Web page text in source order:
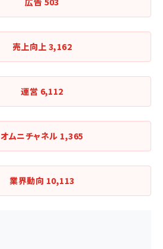
売上向上 3,162
運営 6,112
オムニチャネル 1,365
業界動向 10,113